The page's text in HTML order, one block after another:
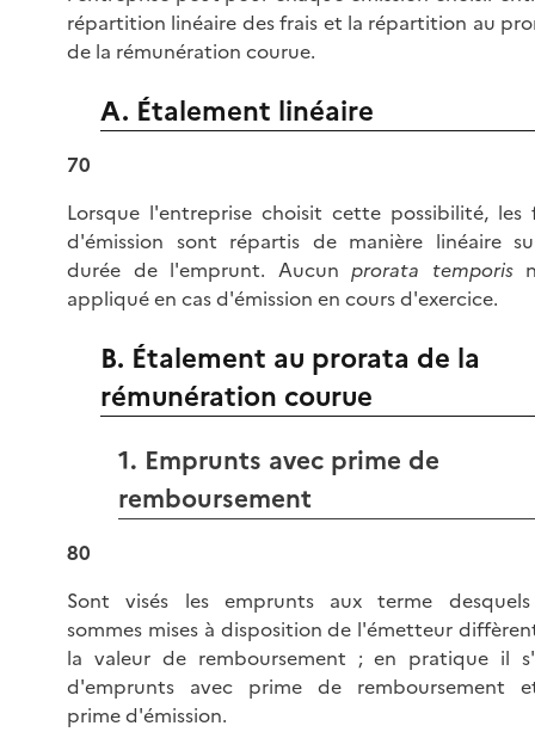
répartition linéaire des frais et la répartition au
de la rémunération courue.
A. Étalement linéaire
70
Lorsque l'entreprise choisit cette possibilité, les
d'émission sont répartis de manière linéaire
durée de l'emprunt. Aucun prorata temporis
appliqué en cas d'émission en cours d'exercice.
B. Étalement au prorata de la
rémunération courue
1. Emprunts avec prime de
remboursement
80
Sont visés les emprunts aux terme
sommes mises à disposition de l'émetteur
la valeur de remboursement ; en pratique il
d'emprunts avec prime de remboursement
prime d'émission.